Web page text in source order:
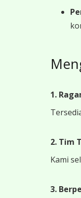
1.
2. Tim
Kami
3.